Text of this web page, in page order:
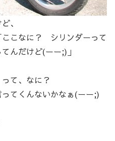
、
ここなに？ シリンダーって
んだけど(ーー;)」
て、なに？
てくんないかなぁ(ーー;)